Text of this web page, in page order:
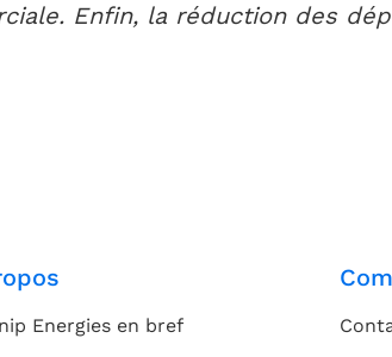
Enfin, la réduction des
Energies en bref